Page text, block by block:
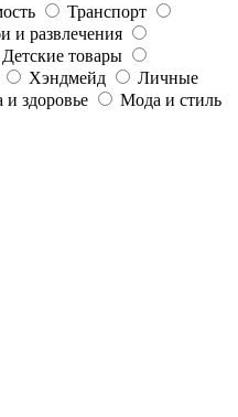
Транспорт
и развлечения
Детские товары
Хэндмейд
Личные
и здоровье
Мода и стиль